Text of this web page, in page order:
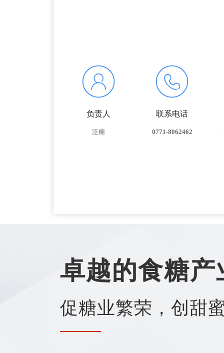
负责人
泛糖
联系电话
0771-8062462
卓越的食糖
促糖业繁荣，创甜